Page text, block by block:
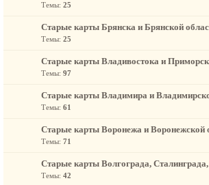
Темы: 25
Старые карты Брянска и Брянской
Темы: 25
Старые карты Владивостока и
Темы: 97
Старые карты Владимира и
Темы: 61
Старые карты Воронежа и Воронежской
Темы: 71
Старые карты Волгограда,
Темы: 42